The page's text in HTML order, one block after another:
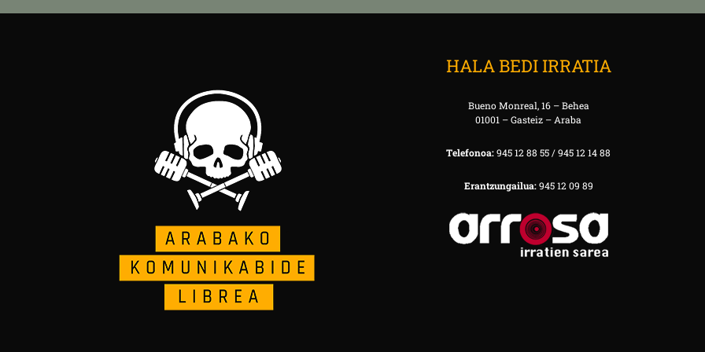
HALA BEDI IRRATIA
Bueno Monreal, 16 – Behea
01001 – Gasteiz – Araba
Telefonoa:945 12 88 55 / 945 12 14 88
Erantzungailua:945 12 09 89